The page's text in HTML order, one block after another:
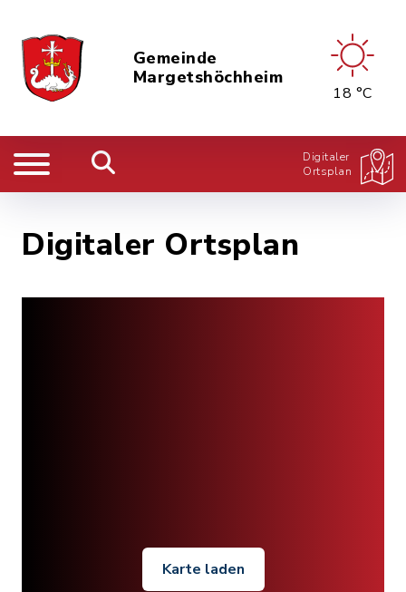
Gemeinde
Margetshöchheim
18 °C
Digitaler
Ortsplan
Digitaler Ortsplan
Karte laden